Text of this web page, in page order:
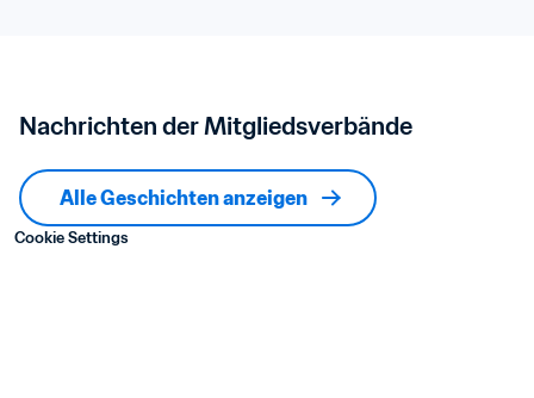
Nachrichten der Mitgliedsverbände
Alle Geschichten anzeigen
Cookie Settings